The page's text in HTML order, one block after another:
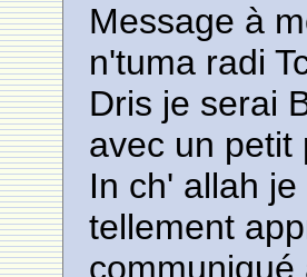
Message à
n'tuma radi
Dris je serai
avec un petit
In ch' allah
tellement